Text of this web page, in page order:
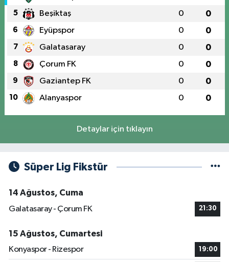
5 Beşiktaş 0 0
6 Eyüpspor 0 0
7 Galatasaray 0 0
8 Çorum FK 0 0
9 Gaziantep FK 0 0
10 Alanyaspor 0 0
Detaylar için tıklayın
Süper Lig Fikstür
14 Ağustos, Cuma
Galatasaray - Çorum FK
21:30
15 Ağustos, Cumartesi
Konyaspor - Rizespor
19:00